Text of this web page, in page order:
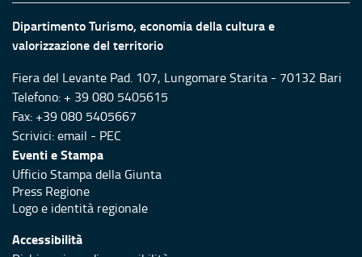
Dipartimento Turismo, economia della cultura e
valorizzazione del territorio
Fiera del Levante Pad. 107, Lungomare Starita - 70132 Bari
Telefono: + 39 080 5405615
Fax: +39 080 5405667
Scrivici:email - PEC
Eventi e Stampa
Ufficio Stampa della Giunta
Press Regione
Logo e identità regionale
Accessibilità